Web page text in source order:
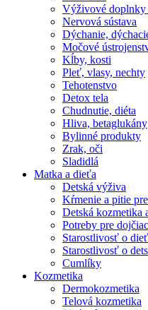
Výživové doplnky
Nervová sústava
Dýchanie,
Močové
Kĺby, kosti
Pleť, vlasy, nechty
Tehotenstvo
Detox tela
Chudnutie, diéta
Hliva, betaglukány
Bylinné produkty
Zrak, oči
Sladidlá
Matka a dieťa
Detská výživa
Kŕmenie a pitie
Detská kozmetika
Potreby pre
Starostlivosť o
Starostlivosť o
Cumlíky
Kozmetika
Dermokozmetika
Telová kozmetika